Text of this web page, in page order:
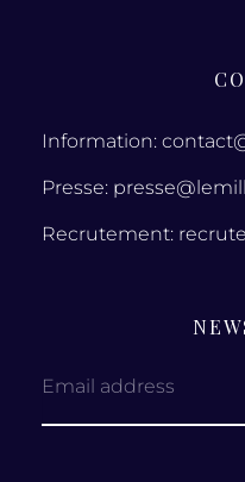
Information:
Presse:
Recrutement:
Email address